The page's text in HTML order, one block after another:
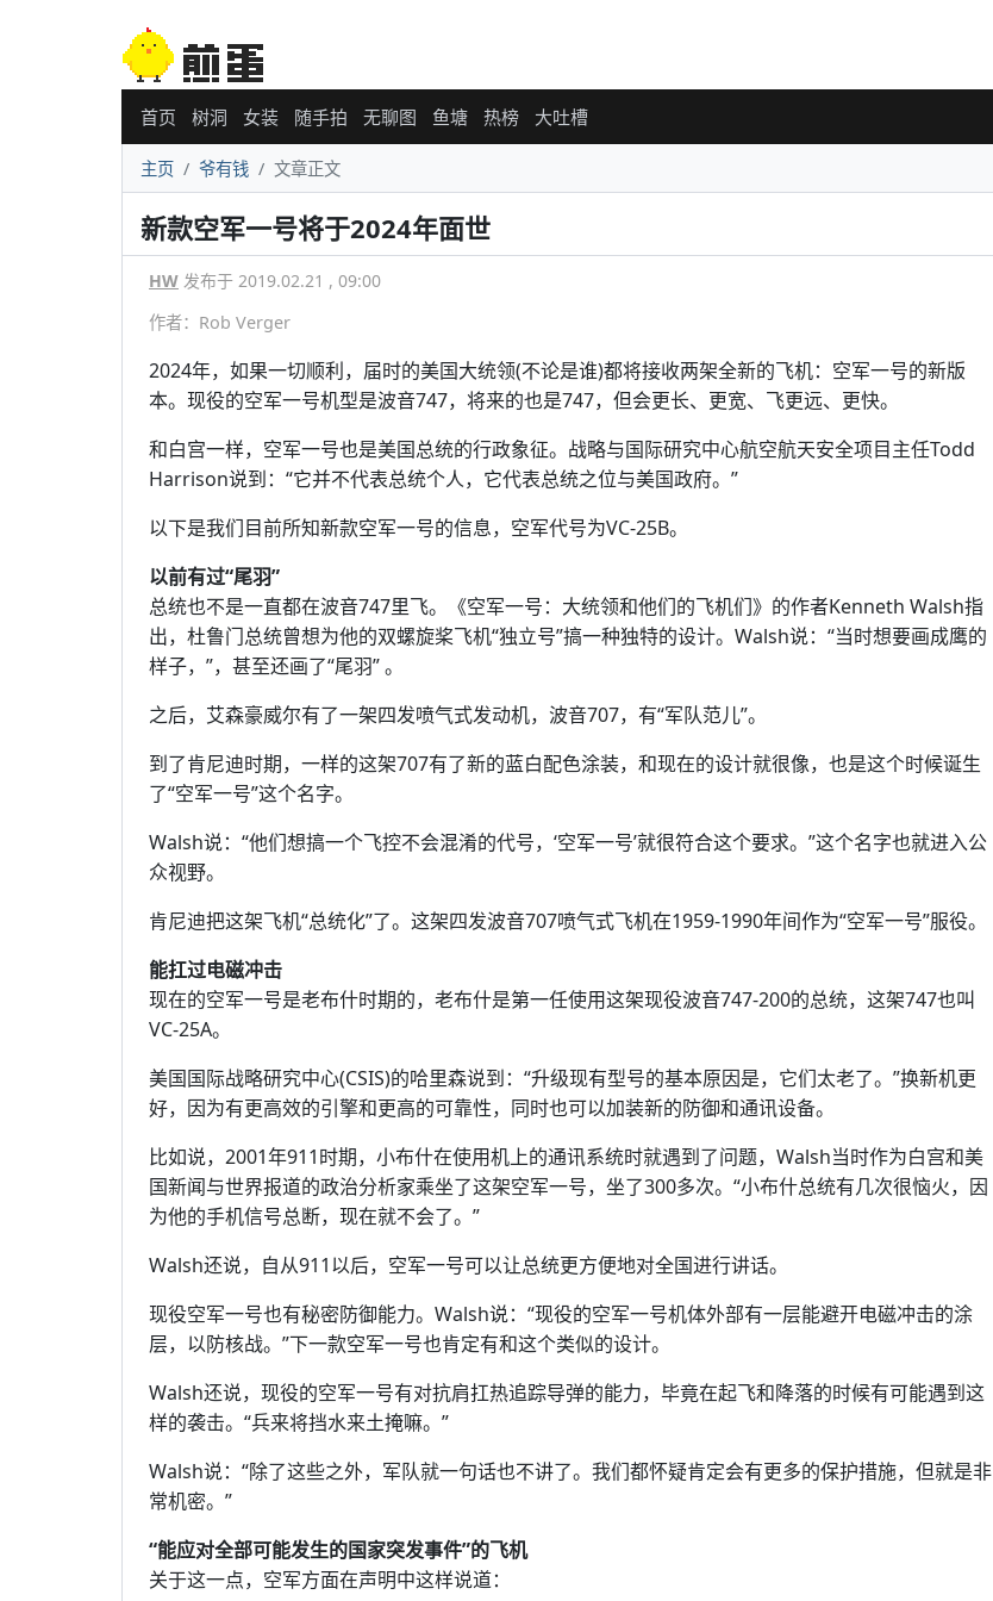
首页 树洞 女装 随手拍 无聊图 鱼塘 热榜 大吐槽
主页 爷有钱 文章正文
新款空军一号将于2024年面世
HW 发布于 2019.02.21 , 09:00
作者：Rob Verger
2024年，如果一切顺利，届时的美国大统领(不论是谁)都将接收两架全新的飞机：空军一号的新版
本。现役的空军一号机型是波音747，将来的也是747，但会更长、更宽、飞更远、更快。
和白宫一样，空军一号也是美国总统的行政象征。战略与国际研究中心航空航天安全项目主任Todd
Harrison说到：“它并不代表总统个人，它代表总统之位与美国政府。”
以下是我们目前所知新款空军一号的信息，空军代号为VC-25B。
以前有过“尾羽”
总统也不是一直都在波音747里飞。《空军一号：大统领和他们的飞机们》的作者Kenneth Walsh指
出，杜鲁门总统曾想为他的双螺旋桨飞机“独立号”搞一种独特的设计。Walsh说：“当时想要画成鹰的
样子，”，甚至还画了“尾羽” 。
之后，艾森豪威尔有了一架四发喷气式发动机，波音707，有“军队范儿”。
到了肯尼迪时期，一样的这架707有了新的蓝白配色涂装，和现在的设计就很像，也是这个时候诞生
了“空军一号”这个名字。
Walsh说：“他们想搞一个飞控不会混淆的代号，‘空军一号’就很符合这个要求。”这个名字也就进入公
众视野。
肯尼迪把这架飞机“总统化”了。这架四发波音707喷气式飞机在1959-1990年间作为“空军一号”服役。
能扛过电磁冲击
现在的空军一号是老布什时期的，老布什是第一任使用这架现役波音747-200的总统，这架747也叫
VC-25A。
美国国际战略研究中心(CSIS)的哈里森说到：“升级现有型号的基本原因是，它们太老了。”换新机更
好，因为有更高效的引擎和更高的可靠性，同时也可以加装新的防御和通讯设备。
比如说，2001年911时期，小布什在使用机上的通讯系统时就遇到了问题，Walsh当时作为白宫和美
国新闻与世界报道的政治分析家乘坐了这架空军一号，坐了300多次。“小布什总统有几次很恼火，因
为他的手机信号总断，现在就不会了。”
Walsh还说，自从911以后，空军一号可以让总统更方便地对全国进行讲话。
现役空军一号也有秘密防御能力。Walsh说：“现役的空军一号机体外部有一层能避开电磁冲击的涂
层，以防核战。”下一款空军一号也肯定有和这个类似的设计。
Walsh还说，现役的空军一号有对抗肩扛热追踪导弹的能力，毕竟在起飞和降落的时候有可能遇到这
样的袭击。“兵来将挡水来土掩嘛。”
Walsh说：“除了这些之外，军队就一句话也不讲了。我们都怀疑肯定会有更多的保护措施，但就是非
常机密。”
“能应对全部可能发生的国家突发事件”的飞机
关于这一点，空军方面在声明中这样说道：